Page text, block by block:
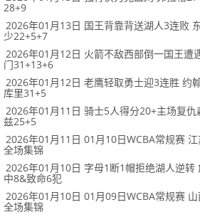
28+9
2026年01月13日 国王背靠背送湖人3连败
少22+5+7
2026年01月12日 火箭不敌西部倒一国王遭
门31+13+6
2026年01月12日 老鹰轻取勇士迎3连胜 约
库里31+5
2026年01月11日 骑士5人得分20+主场复
兹25+5
2026年01月11日 01月10日WCBA常规赛
全场集锦
2026年01月10日 字母1断1帽拒绝湖人逆转
中8&致命6犯
2026年01月10日 01月09日WCBA常规赛
全场集锦